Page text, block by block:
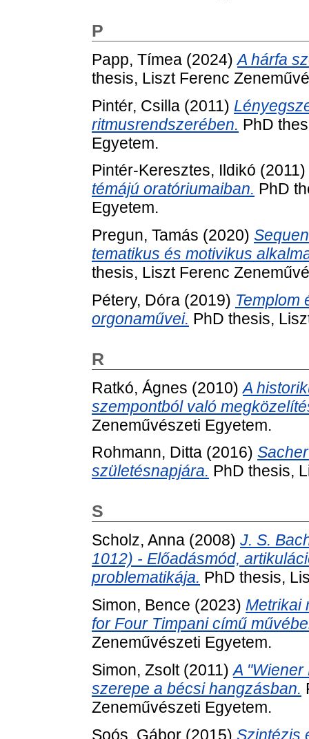
P
Papp, Tímea (2024)A hárfa
thesis, Liszt Ferenc
Pintér, Csilla (2011)
ritmusrendszerében. PhD
Egyetem.
Pintér-Keresztes, Ildikó (2011)
témájú oratóriumaiban. PhD
Egyetem.
Pregun, Tamás (2020)
tematikus és motivikus
thesis, Liszt Ferenc
Pétery, Dóra (2019) Templom
orgonaművei. PhD thesis,
R
Ratkó, Ágnes (2010)A
szempontból való
Zeneművészeti Egyetem.
Rohmann, Ditta (2016)
születésnapjára. PhD thesis,
S
Scholz, Anna (2008) J. S.
1012) - Előadásmód,
problematikája. PhD thesis,
Simon, Bence (2023) Metrikai
for Four Timpani című
Zeneművészeti Egyetem.
Simon, Zsolt(2011)A "Wiener
szerepe a bécsi hangzásban.
Zeneművészeti Egyetem.
Soós, Gábor (2015) Szintézis